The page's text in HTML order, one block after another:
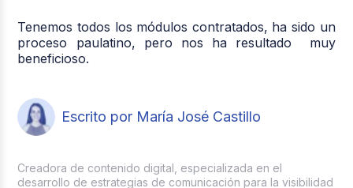
Tenemos todos los módulos contratados, ha sido un
proceso paulatino, pero nos ha resultado muy
beneficioso.
Escrito por María José Castillo
Creadora de contenido digital, especializada en el
desarrollo de estrategias de comunicación para la visibilidad